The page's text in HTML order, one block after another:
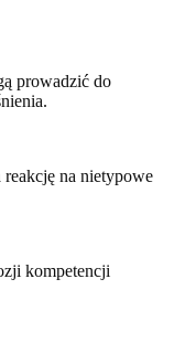
prowadzić do
na nietypowe
kompetencji